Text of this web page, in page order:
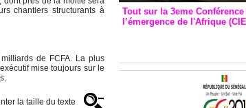
chantiers structurants à
de FCFA. La plus
mise toujours sur le
la taille du texte
Tout sur la 3eme
l’émergence de l'Afrique